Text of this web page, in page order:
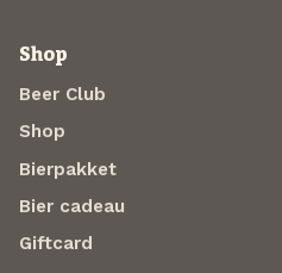
Shop
Beer Club
Shop
Bierpakket
Bier cadeau
Giftcard